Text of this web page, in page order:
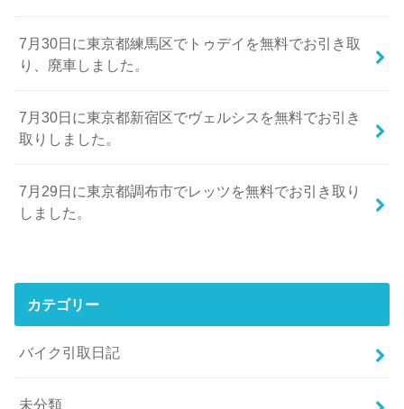
7月30日に東京都練馬区でトゥデイを無料でお引き取
り、廃車しました。
7月30日に東京都新宿区でヴェルシスを無料でお引き
取りしました。
7月29日に東京都調布市でレッツを無料でお引き取り
しました。
カテゴリー
バイク引取日記
未分類